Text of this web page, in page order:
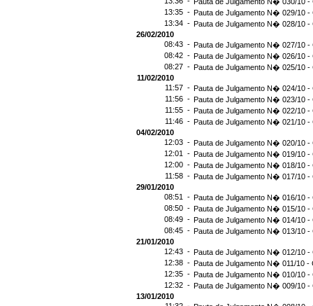
13:35 - Pauta de Julgamento N� 029/10 -
13:34 - Pauta de Julgamento N� 028/10 -
26/02/2010
08:43 - Pauta de Julgamento N� 027/10 -
08:42 - Pauta de Julgamento N� 026/10 -
08:27 - Pauta de Julgamento N� 025/10 -
11/02/2010
11:57 - Pauta de Julgamento N� 024/10 -
11:56 - Pauta de Julgamento N� 023/10 -
11:55 - Pauta de Julgamento N� 022/10 -
11:46 - Pauta de Julgamento N� 021/10 -
04/02/2010
12:03 - Pauta de Julgamento N� 020/10 -
12:01 - Pauta de Julgamento N� 019/10 -
12:00 - Pauta de Julgamento N� 018/10 -
11:58 - Pauta de Julgamento N� 017/10 -
29/01/2010
08:51 - Pauta de Julgamento N� 016/10 -
08:50 - Pauta de Julgamento N� 015/10 -
08:49 - Pauta de Julgamento N� 014/10 -
08:45 - Pauta de Julgamento N� 013/10 -
21/01/2010
12:43 - Pauta de Julgamento N� 012/10 -
12:38 - Pauta de Julgamento N� 011/10 -
12:35 - Pauta de Julgamento N� 010/10 -
12:32 - Pauta de Julgamento N� 009/10 -
13/01/2010